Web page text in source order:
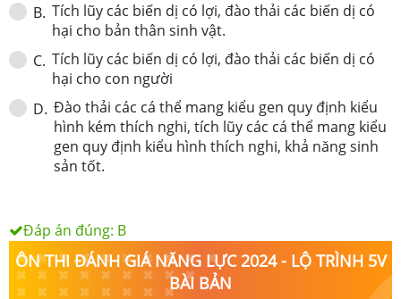
B. Tích lũy các biến dị có lợi, đào thải các biến dị có
hại cho bản thân sinh vật.
C. Tích lũy các biến dị có lợi, đào thải các biến dị có
hại cho con người
D. Đào thải các cá thể mang kiểu gen quy định kiểu
hình kém thích nghi, tích lũy các cá thể mang kiểu
gen quy định kiểu hình thích nghi, khả năng sinh
sản tốt.
Đáp án đúng: B
ÔN THI ĐÁNH GIÁ NĂNG LỰC 2024 - LỘ TRÌNH 5V
BÀI BẢN